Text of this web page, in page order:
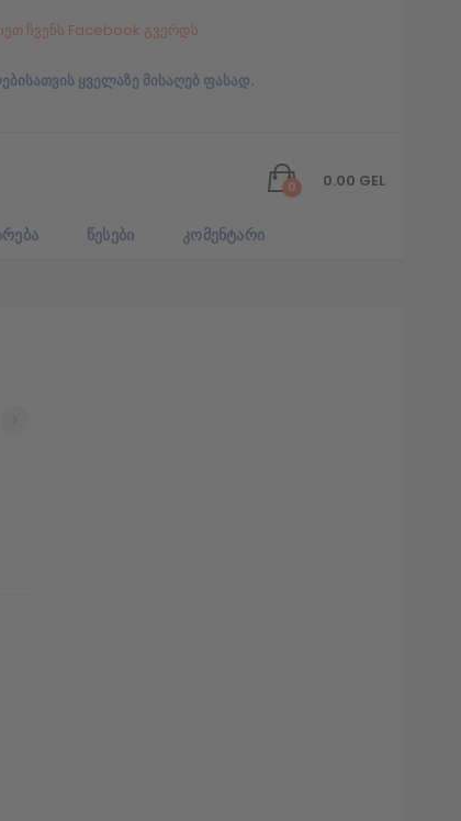
ჩვენს Facebook გვერდს
ყველაზე მისაღებ ფასად.
0 0.00 GEL
ᲬᲔᲡᲔᲑᲘ ᲙᲝᲛᲔᲜᲢᲐᲠᲘ